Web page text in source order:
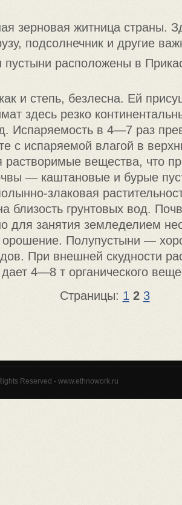
зерновая житница страны.
подсолнечник и другие
пустыни расположены в
и степь, безлесна. Ей
здесь резко
Испаряемость в 4—7 раз
с испаряемой влагой в
вещества, что
— каштановые и бурые
злаковая
близость грунтовых вод.
для занятия земледелием
орошение. Полупустыни —
При внешней скудности
4—8 т органического
Страницы: 1 2 3
Reserved - www.ethnowork.ru